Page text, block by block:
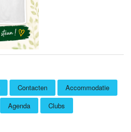
Contacten
Accommodatie
Agenda Clubs